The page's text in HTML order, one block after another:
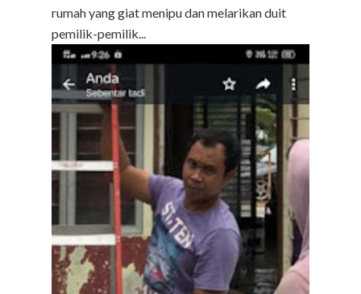
rumah yang giat menipu dan melarikan duit
pemilik-pemilik...